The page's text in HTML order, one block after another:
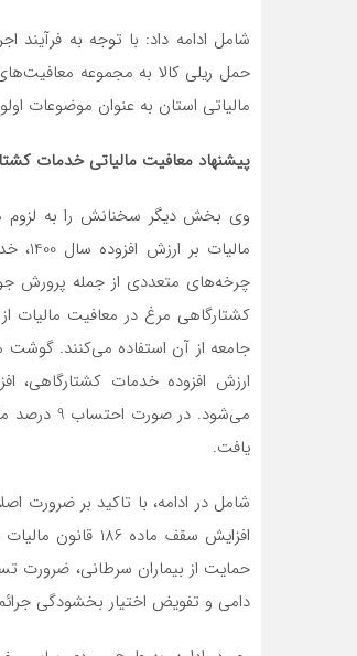
شامل ادامه داد: با توجه به
حمل ریلی کالا به مجموعه
مالیاتی استان به عنوان موضوعات
پیشنهاد معافیت مالیاتی خدمات
وی بخش دیگر سخنانش را به لزوم
چرخه‌های متعددی از جمله پرورش
کشتارگاهی مرغ در معافیت مالیات
ارزش افزوده خدمات کشتارگاهی،
می‌شود.
یافت.
شامل در ادامه، با تاکید بر ضرورت
حمایت از بیماران سرطانی، ضرورت
دامی و تفویض اختیار بخشودگی